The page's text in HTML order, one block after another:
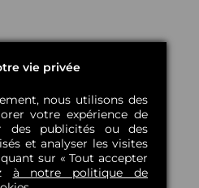
vie privée
nous utilisons des
votre expérience de
des publicités ou des
et analyser les visites
sur « Tout accepter
à notre politique de